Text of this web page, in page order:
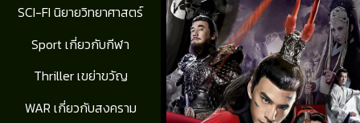
SCI-FI นิยายวิทยาศาสตร์
Sport เกี่ยวกับกีฬา
Thriller เขย่าขวัญ
WAR เกี่ยวกับสงคราม